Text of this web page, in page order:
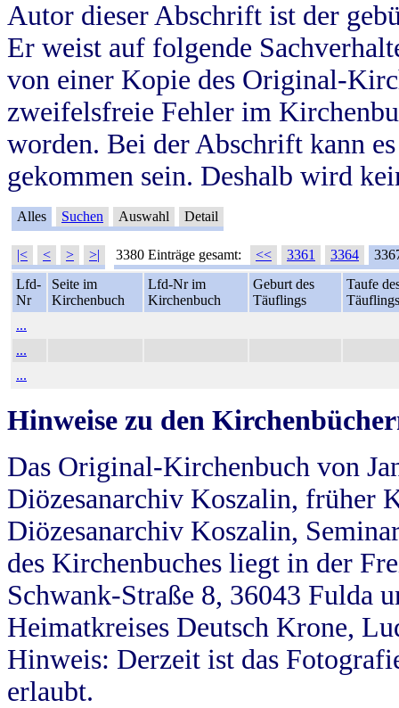
Autor dieser Abschrift ist der
Er weist auf folgende
von einer Kopie des Original-
zweifelsfreie Fehler im
worden. Bei der Abschrift kann
gekommen sein. Deshalb wird
Alles Suchen Auswahl Detail
|< < > >| 3380 Einträge gesamt: << 3361 3364
Lfd-
Nr
Seite im
Kirchenbuch
Lfd-Nr im
Kirchenbuch
Geburt des
Täuflings
Taufe
Täuflings
...
...
...
Hinweise zu den
Das Original-Kirchenbuch von
Diözesanarchiv Koszalin, früher
Diözesanarchiv Koszalin,
des Kirchenbuches liegt in der
Schwank-Straße 8, 36043 Fulda
Heimatkreises Deutsch Krone,
Hinweis: Derzeit ist das
erlaubt.